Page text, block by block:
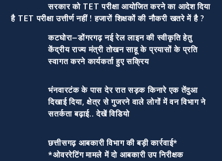
सरकार को TET परीक्षा आयोजित करने का आदेश दिया
है TET परीक्षा उत्तीर्ण नहीं ! हजारों शिक्षकों की नौकरी खतरे में है ?
कटघोरा–डोंगरगढ़ नई रेल लाइन की स्वीकृति हेतु
केंद्रीय राज्य मंत्री तोखन साहू के प्रयासों के प्रति
स्वागत करने कार्यकर्ता हुए सक्रिय
भंनवारटंक के पास देर रात सड़क किनारे एक तेंदुआ
दिखाई दिया, क्षेत्र से गुजरने वाले लोगों में वन विभाग ने
सतर्कता बढ़ाई.. देखें विडियो
छत्तीसगढ़ आबकारी विभाग की बड़ी कार्रवाई*
*ओवररेटिंग मामले में दो आबकारी उप निरीक्षक